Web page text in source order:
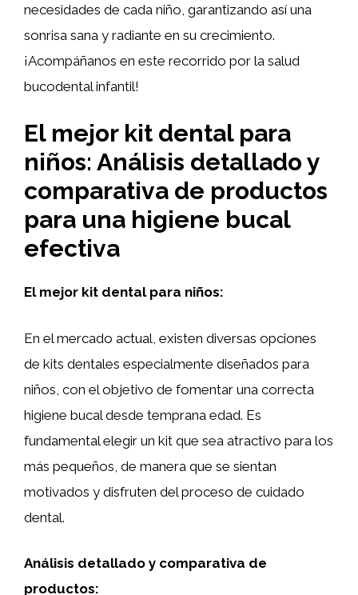
necesidades de cada niño, garantizando así una
sonrisa sana y radiante en su crecimiento.
¡Acompáñanos en este recorrido por la salud
bucodental infantil!
El mejor kit dental para
niños: Análisis detallado y
comparativa de productos
para una higiene bucal
efectiva
El mejor kit dental para niños:
En el mercado actual, existen diversas opciones
de kits dentales especialmente diseñados para
niños, con el objetivo de fomentar una correcta
higiene bucal desde temprana edad. Es
fundamental elegir un kit que sea atractivo para los
más pequeños, de manera que se sientan
motivados y disfruten del proceso de cuidado
dental.
Análisis detallado y comparativa de
productos: